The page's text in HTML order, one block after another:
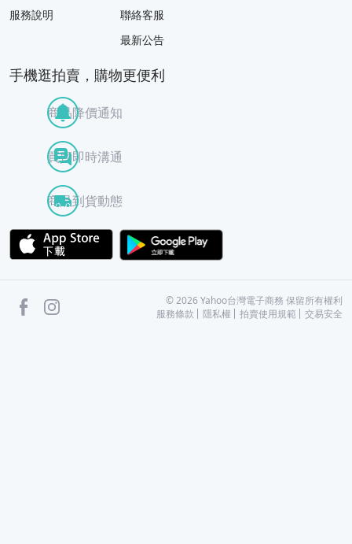
服務說明
聯絡客服
最新公告
手機逛拍賣，購物更便利
商品降價通知
買賣即時溝通
商品到貨動態
APP Store
facebook ©2026 Yahoo台灣電子商務 保留所有權利
服務條款
隱私權 拍賣使用規範 交易安全